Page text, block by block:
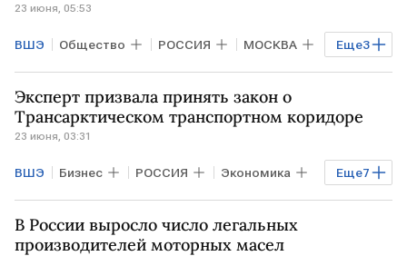
23 июня, 05:53
Еще3
ВШЭ Общество РОССИЯ МОСКВА
РФ Росфинмониторинг ВС РФ
Эксперт призвала принять закон о
Трансарктическом транспортном коридоре
23 июня, 03:31
Еще7
ВШЭ Бизнес РОССИЯ Экономика
РФ АРКТИКА САНКТ-ПЕТЕРБУРГ
Алексей Чекунков
В России выросло число легальных
производителей моторных масел